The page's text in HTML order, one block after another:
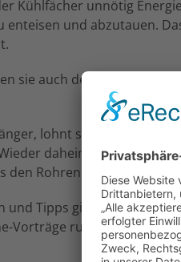
Kühlfächer unnötig
enteisen und abzutauen.
sie auch deutlich
lohnt sich zudem ein
daheim reicht es, die
den Rohren zu nutzen, um
Tipps gibt es bei der
Vorträge rund um das